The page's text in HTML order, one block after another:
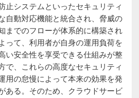
止システムといったセキュリティ
自動対応機能と統合され、脅威の
までのフローが体系的に構築され
って、利用者が自身の運用負荷を
い安全性を享受できる仕組みが整
で、これらの高度なセキュリティ
用の怠慢によって本来の効果を発
ある。そのため、クラウドサービ